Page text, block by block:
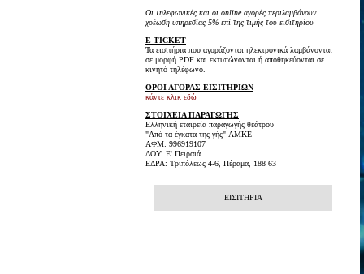
Οι τηλεφωνικές και οι online αγορές περιλαμβάνουν
χρέωση υπηρεσίας 5% επί της τιμής του εισιτηρίου
E-TICKET
Τα εισιτήρια που αγοράζονται ηλεκτρονικά λαμβάνονται
σε μορφή PDF και εκτυπώνονται ή αποθηκεύονται σε
κινητό τηλέφωνο.
ΟΡΟΙ ΑΓΟΡΑΣ ΕΙΣΙΤΗΡΙΩΝ
κάντε κλικ εδώ
ΣΤΟΙΧΕΙΑ ΠΑΡΑΓΩΓΗΣ
Ελληνική εταιρεία παραγωγής θεάτρου
"Από τα έγκατα της γής" AMKE
ΑΦΜ: 996919107
ΔΟΥ: Ε' Πειραιά
ΕΔΡΑ: Τριπόλεως 4-6, Πέραμα, 188 63
ΕΙΣΙΤΗΡΙΑ